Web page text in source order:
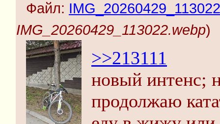
Файл:
IMG_20260429_113022.webp)
>>213111
новый интенс;
продолжаю